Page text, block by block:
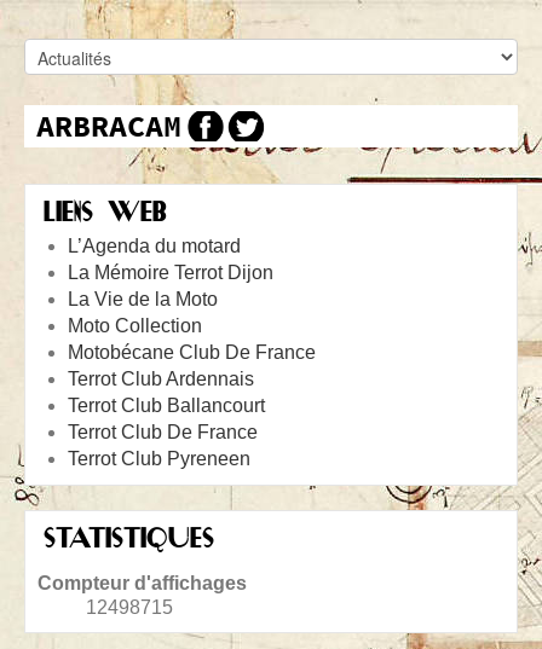
LIENS WEB
L’Agenda du motard
La Mémoire Terrot Dijon
La Vie de la Moto
Moto Collection
Motobécane Club De France
Terrot Club Ardennais
Terrot Club Ballancourt
Terrot Club De France
Terrot Club Pyreneen
STATISTIQUES
Compteur d'affichages
12498715